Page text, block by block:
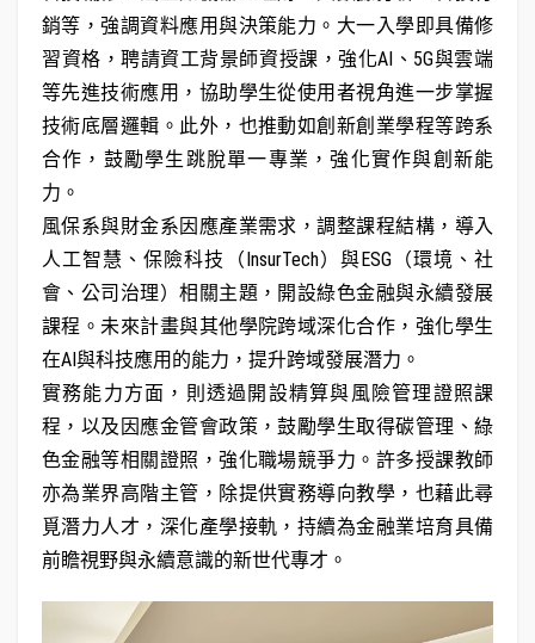
銷等，強調資料應用與決策能力。大一入學即具備修
習資格，聘請資工背景師資授課，強化AI、5G與雲端
等先進技術應用，協助學生從使用者視角進一步掌握
技術底層邏輯。此外，也推動如創新創業學程等跨系
合作，鼓勵學生跳脫單一專業，強化實作與創新能
力。
風保系與財金系因應產業需求，調整課程結構，導入
人工智慧、保險科技（InsurTech）與ESG（環境、社
會、公司治理）相關主題，開設綠色金融與永續發展
課程。未來計畫與其他學院跨域深化合作，強化學生
在AI與科技應用的能力，提升跨域發展潛力。
實務能力方面，則透過開設精算與風險管理證照課
程，以及因應金管會政策，鼓勵學生取得碳管理、綠
色金融等相關證照，強化職場競爭力。許多授課教師
亦為業界高階主管，除提供實務導向教學，也藉此尋
覓潛力人才，深化產學接軌，持續為金融業培育具備
前瞻視野與永續意識的新世代專才。